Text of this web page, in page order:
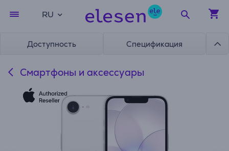
RU
Доступность Спецификация
Смартфоны и аксессуары